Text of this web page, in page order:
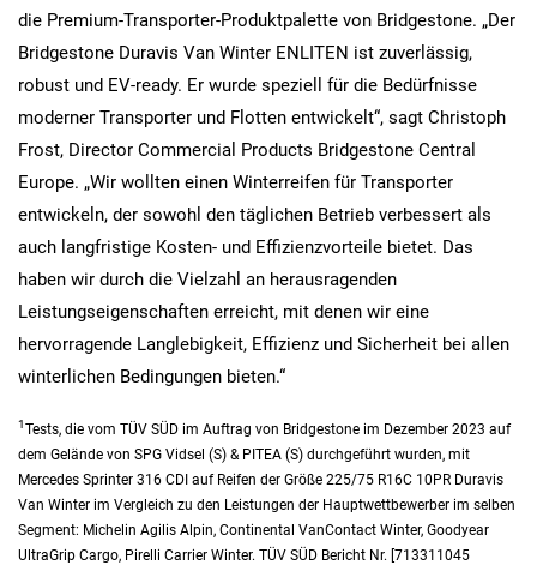
die Premium-Transporter-Produktpalette von Bridgestone. „Der
Bridgestone Duravis Van Winter ENLITEN ist zuverlässig,
robust und EV-ready. Er wurde speziell für die Bedürfnisse
moderner Transporter und Flotten entwickelt“, sagt Christoph
Frost, Director Commercial Products Bridgestone Central
Europe. „Wir wollten einen Winterreifen für Transporter
entwickeln, der sowohl den täglichen Betrieb verbessert als
auch langfristige Kosten- und Effizienzvorteile bietet. Das
haben wir durch die Vielzahl an herausragenden
Leistungseigenschaften erreicht, mit denen wir eine
hervorragende Langlebigkeit, Effizienz und Sicherheit bei allen
winterlichen Bedingungen bieten.“
1Tests, die vom TÜV SÜD im Auftrag von Bridgestone im Dezember 2023 auf
dem Gelände von SPG Vidsel (S) & PITEA (S) durchgeführt wurden, mit
Mercedes Sprinter 316 CDI auf Reifen der Größe 225/75 R16C 10PR Duravis
Van Winter im Vergleich zu den Leistungen der Hauptwettbewerber im selben
Segment: Michelin Agilis Alpin, Continental VanContact Winter, Goodyear
UltraGrip Cargo, Pirelli Carrier Winter. TÜV SÜD Bericht Nr. [713311045